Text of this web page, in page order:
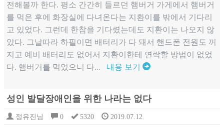
전해볼까 한다. 평소 간간히 들르던 햄버거 가게에서 햄버거
를 먹은 후에 화장실에 다녀온다는 지환이를 밖에서 기다리
고 있었다. 그런데 한참을 기다렸는데도 지환이는 나오지 않
았다. 그날따라 하필이면 배터리가 다 돼서 핸드폰 전원도 꺼
지고 예비 배터리도 없어서 지환이한테 연락할 방법이 없었
다. 햄버거를 먹었으니 다... 내용 보기
성인 발달장애인을 위한 나라는 없다
정유진님 0 5320 2019.07.12